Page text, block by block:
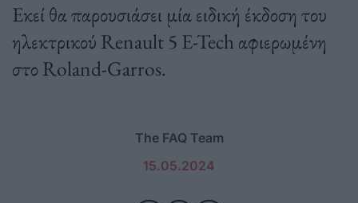
Εκεί θα παρουσιάσει μία ειδική έκδοση του
ηλεκτρικού Renault 5 E-Tech αφιερωμένη
στο Roland-Garros.
The FAQ Team
15.05.2024